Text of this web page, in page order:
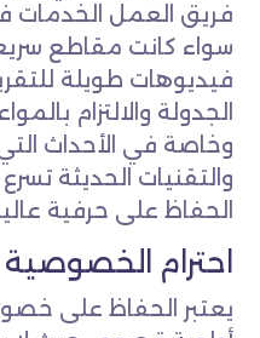
فريق العمل الخدمات
سواء كانت مقاطع
فيديوهات طويلة
الجدولة والالتزام
وخاصة في الأحداث
والتقنيات الحديثة
الحفاظ على حرفية
احترام الخصوصية
يعتبر الحفاظ على